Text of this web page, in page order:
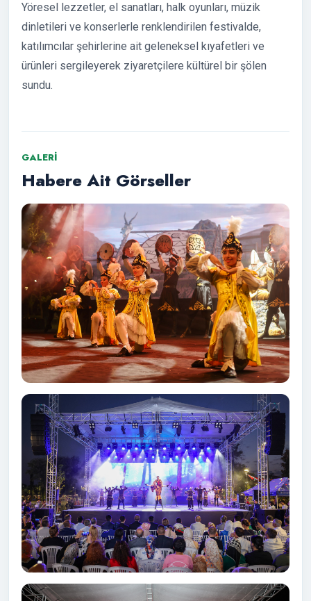
Yöresel lezzetler, el sanatları, halk oyunları, müzik
dinletileri ve konserlerle renklendirilen festivalde,
katılımcılar şehirlerine ait geleneksel kıyafetleri ve
ürünleri sergileyerek ziyaretçilere kültürel bir şölen
sundu.
GALERI
Habere Ait Görseller